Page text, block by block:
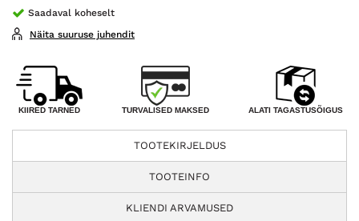
Saadaval koheselt
Näita suuruse juhendit
KIIRED TARNED TURVALISED MAKSED ALATI TAGASTUSÕIGUS
TOOTEKIRJELDUS
TOOTEINFO
KLIENDI ARVAMUSED